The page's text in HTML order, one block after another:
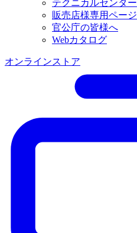
テクニカルセンター
販売店様専用ページ
官公庁の皆様へ
Webカタログ
オンラインストア